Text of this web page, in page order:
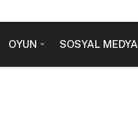
OYUN SOSYAL MEDYA